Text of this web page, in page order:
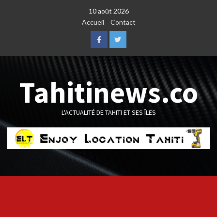
10 août 2026
Accueil
Contact
FacebookTwitter
Tahitinews.co
L'ACTUALITÉ DE TAHITI ET SES ÎLES